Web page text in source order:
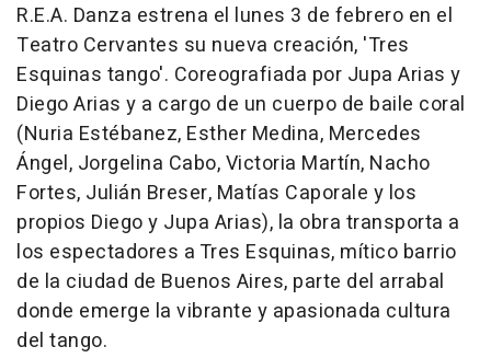
R.E.A. Danza estrena el lunes 3 de febrero en el
Teatro Cervantes su nueva creación, 'Tres
Esquinas tango'. Coreografiada por Jupa Arias y
Diego Arias y a cargo de un cuerpo de baile coral
(Nuria Estébanez, Esther Medina, Mercedes
Ángel, Jorgelina Cabo, Victoria Martín, Nacho
Fortes, Julián Breser, Matías Caporale y los
propios Diego y Jupa Arias), la obra transporta a
los espectadores a Tres Esquinas, mítico barrio
de la ciudad de Buenos Aires, parte del arrabal
donde emerge la vibrante y apasionada cultura
del tango.